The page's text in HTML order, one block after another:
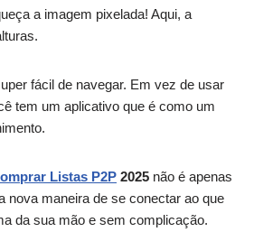
a imagem pixelada! Aqui, a
fácil de navegar. Em vez de usar
tem um aplicativo que é como um
Listas P2P 2025 não é apenas
nova maneira de se conectar ao que
da sua mão e sem complicação.